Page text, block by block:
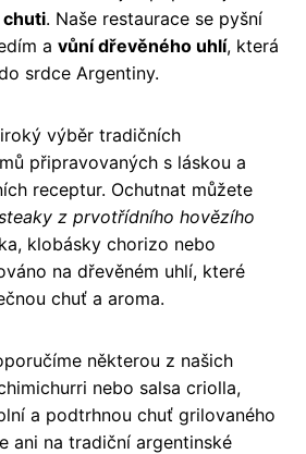
chuti. Naše restaurace se pyšní
a vůní dřevěného uhlí, která
srdce Argentiny.
výběr tradičních
připravovaných s láskou a
receptur. Ochutnat můžete
z prvotřídního hovězího
klobásky chorizo nebo
na dřevěném uhlí, které
chuť a aroma.
některou z našich
nebo salsa criolla,
a podtrhnou chuť grilovaného
ani na tradiční argentinské